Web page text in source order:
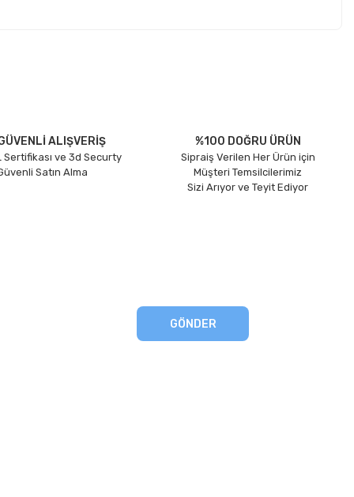
ALIŞVERİŞ
Sertifikası ve 3d Securty
Satın Alma
%100 DOĞRU ÜRÜN
Sipraiş Verilen Her Ürün için
Müşteri Temsilcilerimiz
Sizi Arıyor ve Teyit Ediyor
GÖNDER